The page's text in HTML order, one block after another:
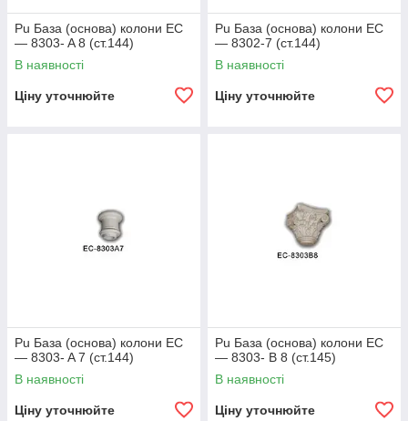
Pu База (основа) колони EC
— 8303- A 8 (ст.144)
В наявності
Ціну уточнюйте
Pu База (основа) колони EC
— 8302-7 (ст.144)
В наявності
Ціну уточнюйте
Pu База (основа) колони EC
— 8303- A 7 (ст.144)
В наявності
Ціну уточнюйте
Pu База (основа) колони EC
— 8303- B 8 (ст.145)
В наявності
Ціну уточнюйте